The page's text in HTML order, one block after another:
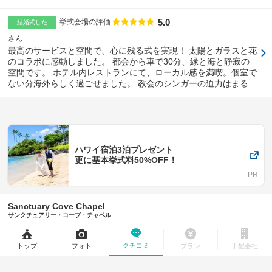
結婚式した 挙式会場の評価 点数
5.0
さん
最高のサービスと空間で、心に残る式を実現！ 太陽とガラスと花
のコラボに感動しました。 都会から車で30分、緑と海と静寂の
空間です。 ホテル内レストランにて、ローカル感を満喫。個室で
ない分海外らしく過ごせました。 教会のシンガーの迫力はまる...
ハワイ宿泊3泊プレゼント
更に基本挙式料50%OFF！
Sanctuary Cove Chapel
サンクチュアリー・コーブ・チャペル
トップ フォト クチコミ プラン 手配会社